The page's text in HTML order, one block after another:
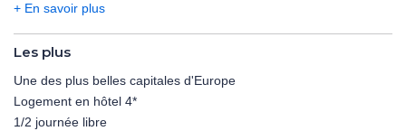
+ En savoir plus
Les plus
Une des plus belles capitales d'Europe
Logement en hôtel 4*
1/2 journée libre